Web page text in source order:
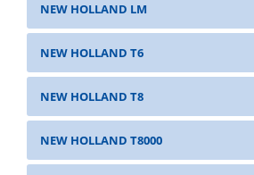
NEW HOLLAND LM
NEW HOLLAND T6
NEW HOLLAND T8
NEW HOLLAND T8000